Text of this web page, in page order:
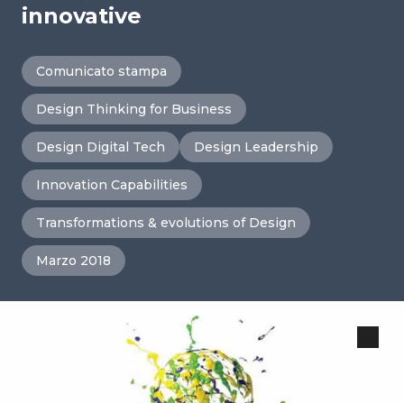
innovative
Comunicato stampa
Design Thinking for Business
Design Digital Tech Design Leadership
Innovation Capabilities
Transformations & evolutions of Design
Marzo 2018